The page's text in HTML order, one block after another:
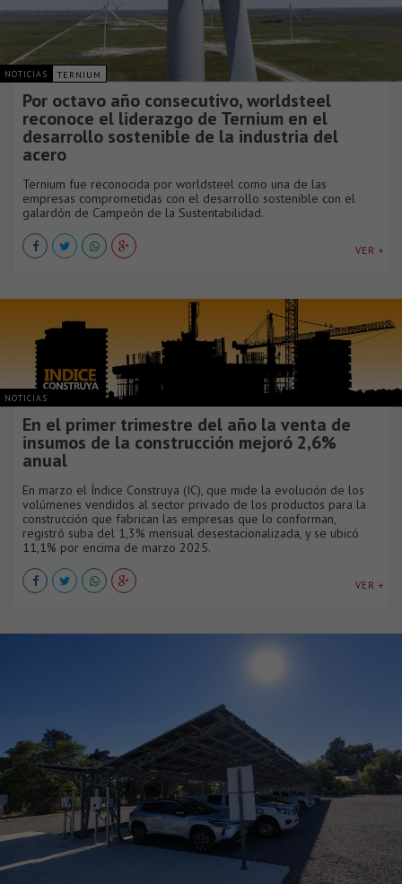
NOTICIAS TERNIUM
Por octavo año consecutivo, worldsteel
reconoce el liderazgo de Ternium en el
desarrollo sostenible de la industria del
acero
Ternium fue reconocida por worldsteel como una de las
empresas comprometidas con el desarrollo sostenible con el
galardón de Campeón de la Sustentabilidad.
VER +
NOTICIAS
En el primer trimestre del año la venta de
insumos de la construcción mejoró 2,6%
anual
En marzo el Índice Construya (IC), que mide la evolución de los
volúmenes vendidos al sector privado de los productos para la
construcción que fabrican las empresas que lo conforman,
registró suba del 1,3% mensual desestacionalizada, y se ubicó
11,1% por encima de marzo 2025.
VER +